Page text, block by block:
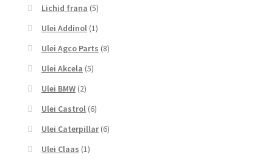
Lichid frana (5)
Ulei Addinol (1)
Ulei Agco Parts (8)
Ulei Akcela (5)
Ulei BMW (2)
Ulei Castrol (6)
Ulei Caterpillar (6)
Ulei Claas (1)